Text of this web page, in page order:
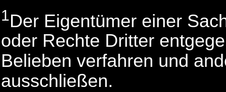
1Der Eigentümer einer
oder Rechte Dritter
Belieben verfahren und
ausschließen.